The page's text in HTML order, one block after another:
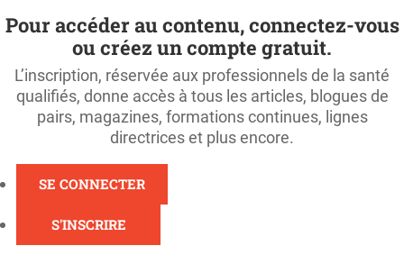
Pour accéder au contenu, connectez-vous
ou créez un compte gratuit.
L’inscription, réservée aux professionnels de la santé
qualifiés, donne accès à tous les articles, blogues de
pairs, magazines, formations continues, lignes
directrices et plus encore.
SE CONNECTER
S'INSCRIRE